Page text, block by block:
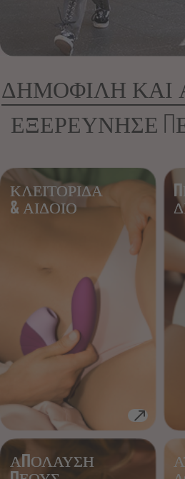
ΔΗΜΟΦΙΛΗ ΚΑΙ
ΕΞΕΡΕΥΝΗΣΕ
ΚΛΕΙΤΟΡΙΔΑ
& ΑΙΔΟΙΟ
ΑΠΟΛΑΥΣΗ